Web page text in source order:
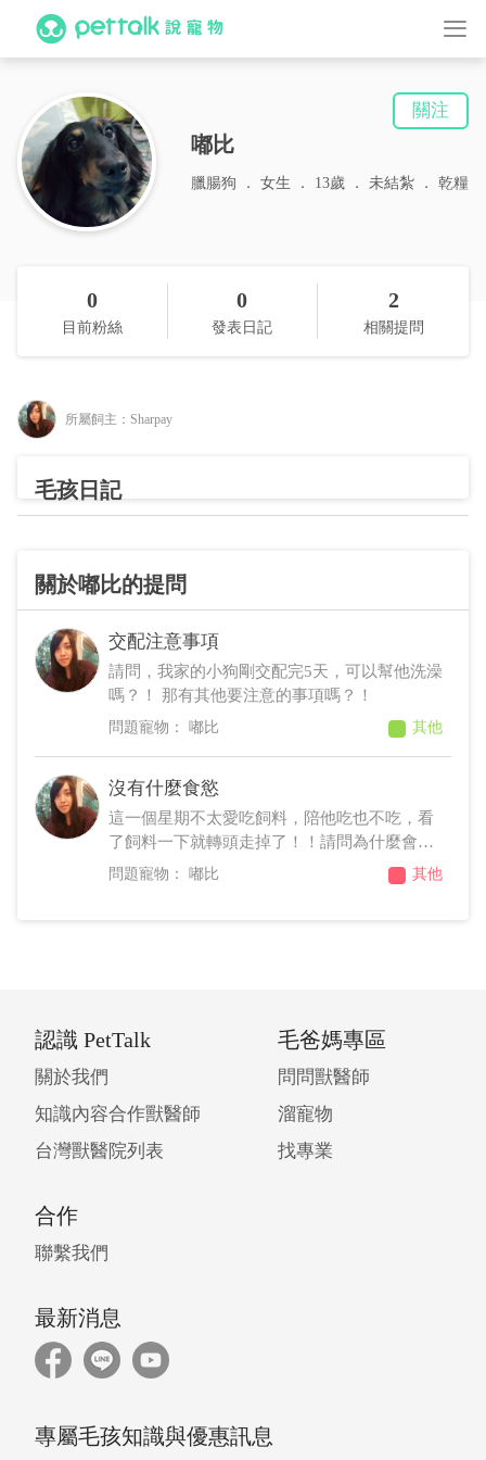
嘟比
關注
臘腸狗 女生 13歲 未結紮 乾糧
0
目前粉絲
0
發表日記
2
相關提問
所屬飼主：Sharpay
毛孩日記
關於嘟比的提問
交配注意事項
請問，我家的小狗剛交配完5天，可以幫他洗澡
嗎？！ 那有其他要注意的事項嗎？！
嘟比 其他
沒有什麼食慾
這一個星期不太愛吃飼料，陪他吃也不吃，看
了飼料一下就轉頭走掉了！！請問為什麼會這
個樣子？！嘟比 其他
認識 PetTalk
關於我們
知識內容合作獸醫師
台灣獸醫院列表
毛爸媽專區
問問獸醫師
溜寵物
找專業
合作
聯繫我們
最新消息
專屬毛孩知識與優惠訊息